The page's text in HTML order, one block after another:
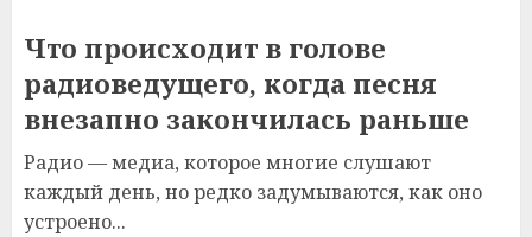
Что происходит в голове
радиоведущего, когда песня
внезапно закончилась раньше
Радио — медиа, которое многие слушают
каждый день, но редко задумываются, как оно
устроено...